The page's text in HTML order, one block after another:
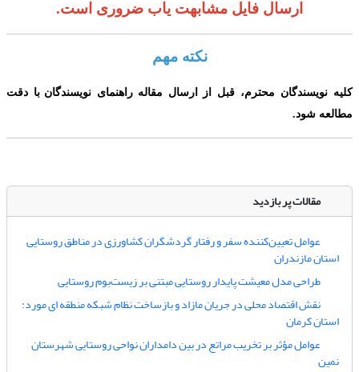
ارسال فایل مشابهت یاب ضروری است.
نکته مهم
کلیه نویسندگان محترم، قبل از ارسال مقاله راهنمای نویسندگان با دقت
مطالعه شود.
مقالات پر بازدید
عوامل تعیین‌کننده سفر و رفتار گردشگران کشاورزی در مناطق روستایی
استان مازندران
طراحی مدل معیشت پایدار روستایی مبتنی بر زیست‌بوم روستایی
نقش اقتصاد محلی در جریان مازاد و بازساخت نظام شبکه منطقه ای مورد:
استان کرمان
عوامل مؤثر بر تخریب مراتع در بین دامداران نواحی روستایی شهرستان
نمین